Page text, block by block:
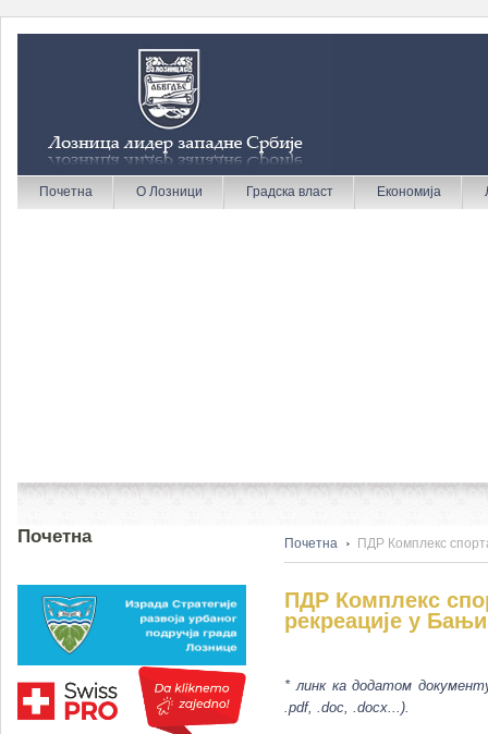
Почетна О Лозници Градска власт Економија
Почетна Почетна ПДР Комплекс
ПДР Комплекс
рекреације у
* линк ка додатом
.pdf, .doc, .docx...).